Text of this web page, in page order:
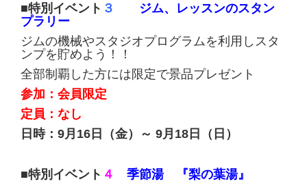
■特別イベント ３
ジム、レッスンのスタン
プラリー
ジムの機械やスタジオプログラムを利用しスタ
ンプを貯めよう！！
全部制覇した方には限定で景品プレゼント
参加：会員限定
定員：なし
日時：9月16日（金）～ 9月18日（日）
■特別イベント ４
季節湯 『梨の葉湯』